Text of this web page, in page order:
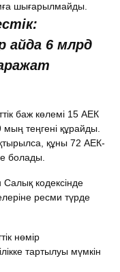
шығарылмайды.
айда 6 млрд
баж көлемі 15 АЕК
теңгені құрайды.
құны 72 АЕК-
болады.
Салық кодексінде
ресми түрде
нөмір
тартылуы мүмкін